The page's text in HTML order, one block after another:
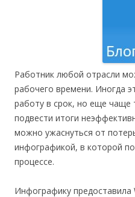
Работник любой отрасли
рабочего времени. Иногда
работу в срок, но еще чаще
подвести итоги
можно ужаснуться от
инфографикой, в которой
процессе.
Инфографику